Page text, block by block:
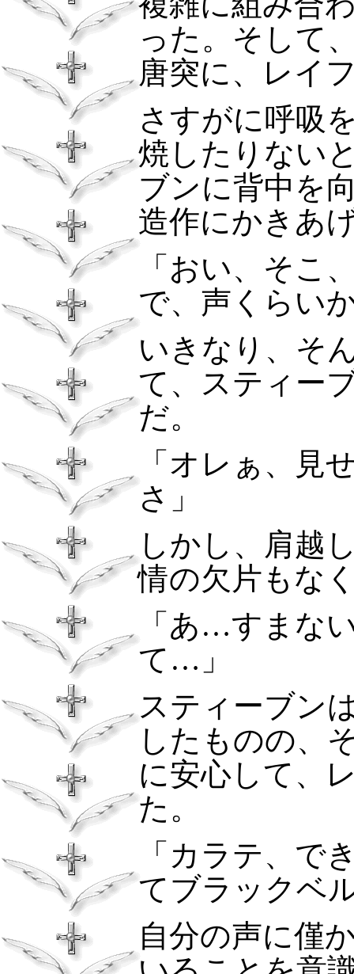
った。そして
唐突に、レイ
さすがに呼吸
焼したりない
ブンに背中を
造作にかきあ
「おい、そこ
で、声くらい
いきなり、そ
て、スティー
だ。
「オレぁ、見
さ」
しかし、肩越
情の欠片もな
「あ…すまな
て…」
スティーブン
したものの、
に安心して、
た。
「カラテ、で
てブラックベ
自分の声に僅